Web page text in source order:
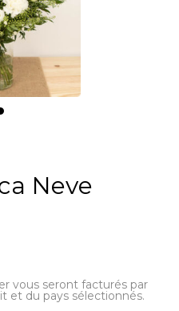
Neve
vous seront facturés par
et du pays sélectionnés.